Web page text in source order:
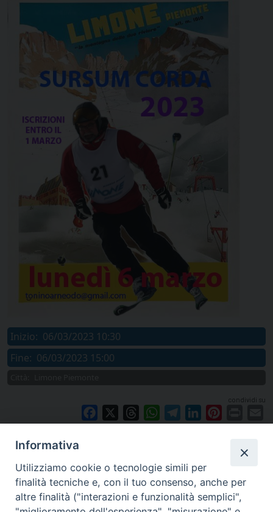
Inizio: 06/03/2023 10:30
Fine: 06/03/2023 15:00
condividi su
Facebook ThreadsWhatsAppTelegramLinkedIn
Informativa
Utilizziamo cookie o tecnologie simili per
finalità tecniche e, con il tuo consenso, anche per
altre finalità ("interazioni e funzionalità semplici",